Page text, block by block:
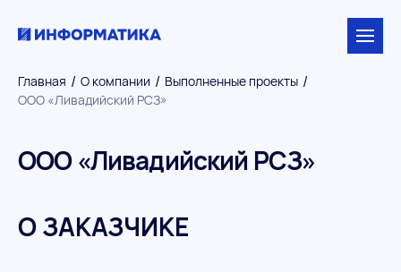
Главная / О компании / Выполненные проекты /
ООО «Ливадийский РСЗ»
ООО «Ливадийский РСЗ»
О ЗАКАЗЧИКЕ